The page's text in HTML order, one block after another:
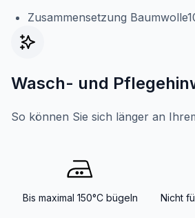
Zusammensetzung
Wasch- und
So können Sie sich länger an
Bis maximal 150°C bügeln
Nicht